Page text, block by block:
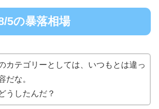
5の暴落相場
カテゴリーとしては、いつもとは違っ
だな。
うしたんだ？